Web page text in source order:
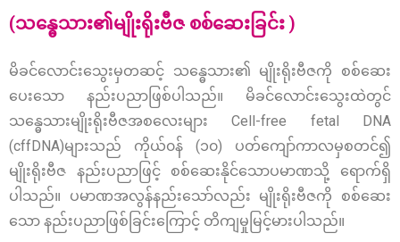
(သန္ဓေသား၏မျိုးရိုးဗီဇ စစ်ဆေးခြင်း )
မိခင်လောင်းသွေးမှတဆင့် သန္ဓေသား၏ မျိုးရိုးဗီဇကို စစ်ဆေး
ပေးသော နည်းပညာဖြစ်ပါသည်။ မိခင်လောင်းသွေးထဲတွင်
သန္ဓေသားမျိုးရိုးဗီဇအစလေးများCell-free fetal DNA
(cffDNA)များသည် ကိုယ်၀န် (၁၀) ပတ်ကျော်ကာလမှစတင်၍
မျိုးရိုးဗီဇ နည်းပညာဖြင့် စစ်ဆေးနိုင်သောပမာဏသို့ ရောက်ရှိ
ပါသည်။ ပမာဏအလွန်နည်းသော်လည်း မျိုးရိုးဗီဇကို စစ်ဆေး
သော နည်းပညာဖြစ်ခြင်းကြောင့် တိကျမှုမြင့်မားပါသည်။